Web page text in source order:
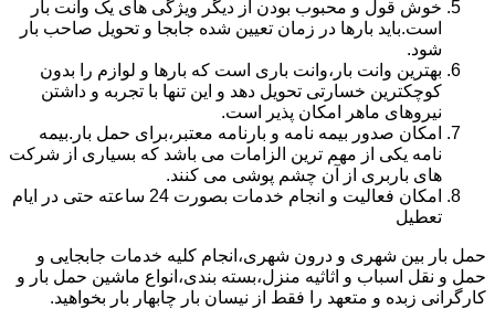
خوش قول و محبوب بودن از دیگر ویژگی های یک وانت بار
است.باید بارها در زمان تعیین شده جابجا و تحویل صاحب بار
شود.
بهترین وانت بار،وانت باری است که بارها و لوازم را بدون
کوچکترین خسارتی تحویل دهد و این تنها با تجربه و داشتن
نیروهای ماهر امکان پذیر است.
امکان صدور بیمه نامه و بارنامه معتبر،برای حمل بار.بیمه
نامه یکی از مهم ترین الزامات می باشد که بسیاری از شرکت
های باربری از آن چشم پوشی می کنند.
امکان فعالیت و انجام خدمات بصورت 24 ساعته حتی در ایام
تعطیل
حمل بار بین شهری و درون شهری،انجام کلیه خدمات جابجایی و
حمل و نقل اسباب و اثاثیه منزل،بسته بندی،انواع ماشین حمل بار و
کارگرانی زبده و متعهد را فقط از نیسان بار چابهار بار بخواهید.